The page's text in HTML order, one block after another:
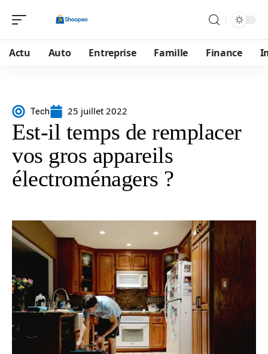
Actu Auto Entreprise Famille Finance
Tech 25 juillet 2022
Est-il temps de remplacer
vos gros appareils
électroménagers ?